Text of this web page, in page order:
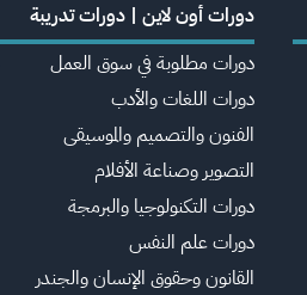
دورات أون لاين | دورات تدريبة
دورات مطلوبة في سوق العمل
دورات اللغات والأدب
الفنون والتصميم والموسيقى
التصوير وصناعة الأفلام
دورات التكنولوجيا والبرمجة
دورات علم النفس
القانون وحقوق الإنسان والجندر